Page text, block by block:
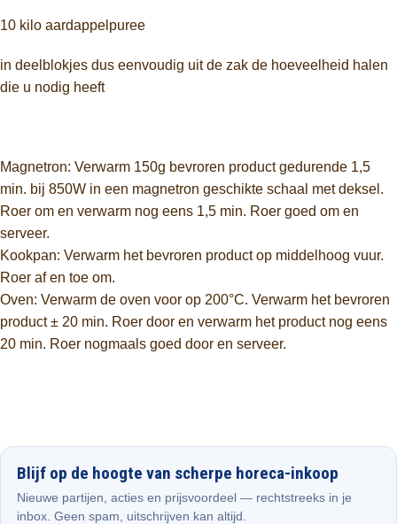
10 kilo aardappelpuree
in deelblokjes dus eenvoudig uit de zak de hoeveelheid halen
die u nodig heeft
Magnetron: Verwarm 150g bevroren product gedurende 1,5
min. bij 850W in een magnetron geschikte schaal met deksel.
Roer om en verwarm nog eens 1,5 min. Roer goed om en
serveer.
Kookpan: Verwarm het bevroren product op middelhoog vuur.
Roer af en toe om.
Oven: Verwarm de oven voor op 200°C. Verwarm het bevroren
product ± 20 min. Roer door en verwarm het product nog eens
20 min. Roer nogmaals goed door en serveer.
Blijf op de hoogte van scherpe horeca-inkoop
Nieuwe partijen, acties en prijsvoordeel — rechtstreeks in je
inbox. Geen spam, uitschrijven kan altijd.